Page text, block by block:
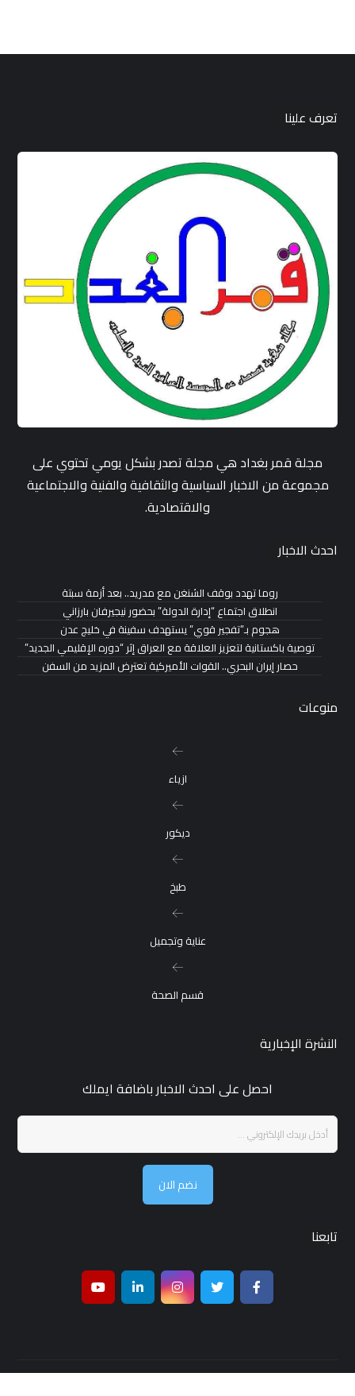
تعرف علينا
مجلة قمر بغداد هي مجلة تصدر بشكل يومي تحتوي على
مجموعة من الاخبار السياسية والثقافية والفنية والاجتماعية
والاقتصادية.
احدث الاخبار
روما تهدد بوقف الشنغن مع مدريد.. بعد أزمة سبتة
انطلاق اجتماع “إدارة الدولة” بحضور نيجيرفان بارزاني
هجوم بـ”تفجير قوي” يستهدف سفينة في خليج عدن
توصية باكستانية لتعزيز العلاقة مع العراق إثر “دوره الإقليمي الجديد”
حصار إيران البحري.. القوات الأميركية تعترض المزيد من السفن
منوعات
ازياء
ديكور
طبخ
عناية وتجميل
قسم الصحة
النشرة الإخبارية
احصل على احدث الاخبار باضافة ايملك
نضم الان
تابعنا